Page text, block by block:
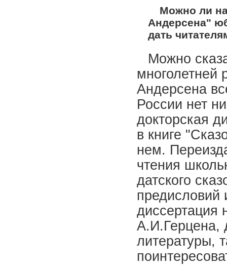
Можно ли
Андерсена"
дать
Можно
многолетней
Андерсена
России нет
докторская
в книге
нем.
чтения
датского
предисловий
диссертация
А.И.Герцена,
литературы,